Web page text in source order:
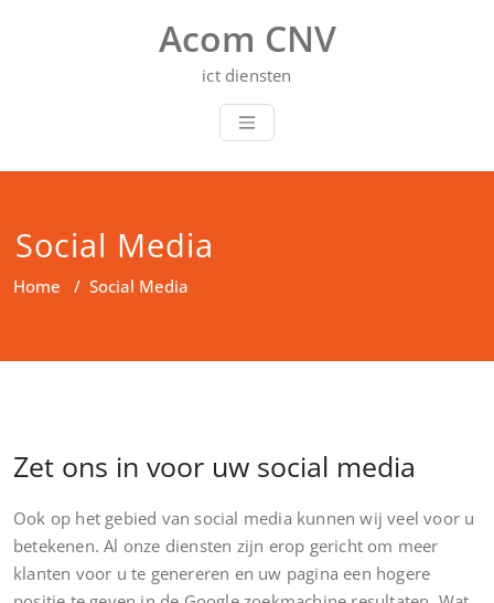
Acom CNV
ict diensten
Social Media
Home / Social Media
Zet ons in voor uw social media
Ook op het gebied van social media kunnen wij veel voor u
betekenen. Al onze diensten zijn erop gericht om meer
klanten voor u te genereren en uw pagina een hogere